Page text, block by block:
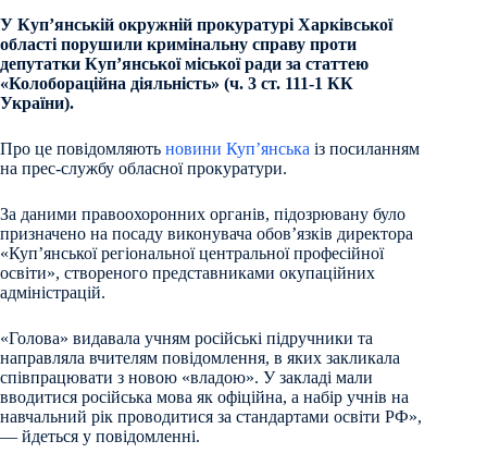
У Куп’янській окружній прокуратурі Харківської
області порушили кримінальну справу проти
депутатки Куп’янської міської ради за статтею
«Колобораційна діяльність» (ч. 3 ст. 111-1 КК
України).
Про це повідомляють новини Куп’янська із посиланням
на прес-службу обласної прокуратури.
За даними правоохоронних органів, підозрювану було
призначено на посаду виконувача обов’язків директора
«Куп’янської регіональної центральної професійної
освіти», створеного представниками окупаційних
адміністрацій.
«Голова» видавала учням російські підручники та
направляла вчителям повідомлення, в яких закликала
співпрацювати з новою «владою». У закладі мали
вводитися російська мова як офіційна, а набір учнів на
навчальний рік проводитися за стандартами освіти РФ»,
— йдеться у повідомленні.